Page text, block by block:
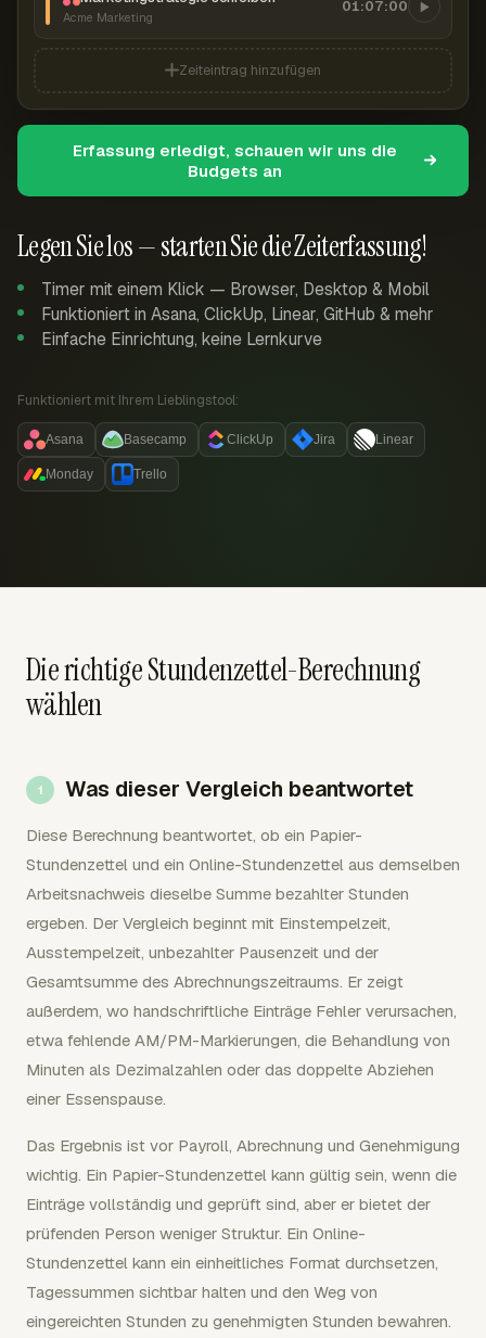
Legen Sie los — starten Sie die Zeiterfassung!
Timer mit einem Klick — Browser, Desktop & Mobil
Funktioniert in Asana, ClickUp, Linear, GitHub & mehr
Einfache Einrichtung, keine Lernkurve
Funktioniert mit Ihrem Lieblingstool:
Asana Basecamp ClickUp Jira Linear
Monday Trello
Acme Marketing
01:07:00
Zeiteintrag hinzufügen
Erfassung erledigt, schauen wir uns die
Budgets an
Die richtige Stundenzettel-Berechnung
wählen
Was dieser Vergleich beantwortet
Diese Berechnung beantwortet, ob ein Papier-
Stundenzettel und ein Online-Stundenzettel aus demselben
Arbeitsnachweis dieselbe Summe bezahlter Stunden
ergeben. Der Vergleich beginnt mit Einstempelzeit,
Ausstempelzeit, unbezahlter Pausenzeit und der
Gesamtsumme des Abrechnungszeitraums. Er zeigt
außerdem, wo handschriftliche Einträge Fehler verursachen,
etwa fehlende AM/PM-Markierungen, die Behandlung von
Minuten als Dezimalzahlen oder das doppelte Abziehen
einer Essenspause.
Das Ergebnis ist vor Payroll, Abrechnung und Genehmigung
wichtig. Ein Papier-Stundenzettel kann gültig sein, wenn die
Einträge vollständig und geprüft sind, aber er bietet der
prüfenden Person weniger Struktur. Ein Online-
Stundenzettel kann ein einheitliches Format durchsetzen,
Tagessummen sichtbar halten und den Weg von
eingereichten Stunden zu genehmigten Stunden bewahren.